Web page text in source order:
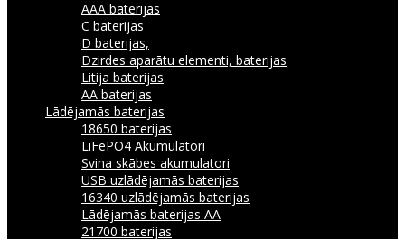
AAA baterijas
C baterijas
D baterijas,
Dzirdes aparātu elementi, baterijas
Litija baterijas
AA baterijas
Lādējamās baterijas
18650 baterijas
LiFePO4 Akumulatori
Svina skābes akumulatori
USB uzlādējamās baterijas
16340 uzlādējamās baterijas
Lādējamās baterijas AA
21700 baterijas